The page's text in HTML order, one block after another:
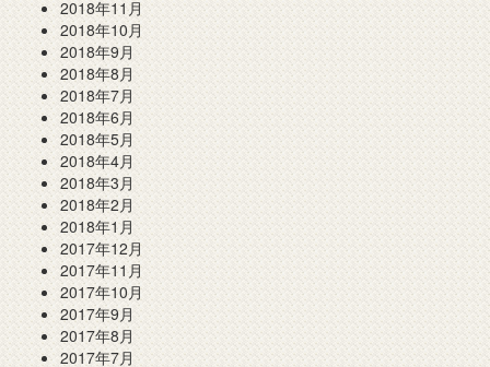
2018年11月
2018年10月
2018年9月
2018年8月
2018年7月
2018年6月
2018年5月
2018年4月
2018年3月
2018年2月
2018年1月
2017年12月
2017年11月
2017年10月
2017年9月
2017年8月
2017年7月